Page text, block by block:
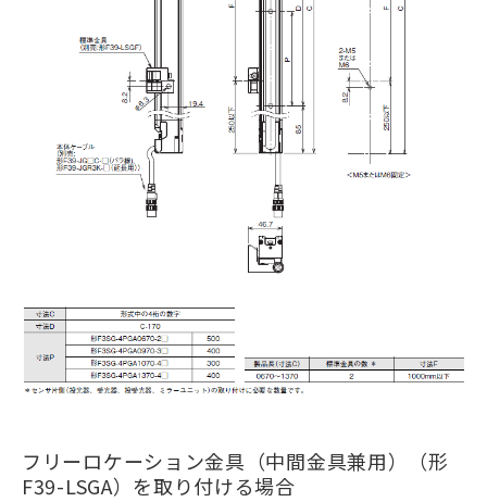
フリーロケーション金具（中間金具兼用）（形
F39-LSGA）を取り付ける場合